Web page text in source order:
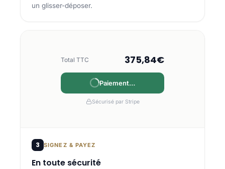
un glisser-déposer.
Total TTC 375,84€
Payé
Sécurisé par Stripe
3 SIGNEZ & PAYEZ
En toute sécurité